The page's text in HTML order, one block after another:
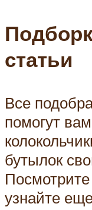
статьи
Все
помогут
бутылок
узнайте